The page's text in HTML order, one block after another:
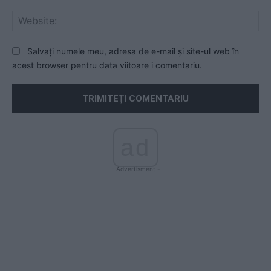
Salvați numele meu, adresa de e-mail și site-ul web în
acest browser pentru data viitoare i comentariu.
- Advertisment -